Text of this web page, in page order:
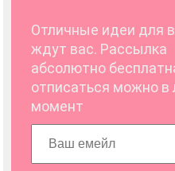
Отличные идеи для
ждут вас. Рассылка
абсолютно
отписаться можно в
момент